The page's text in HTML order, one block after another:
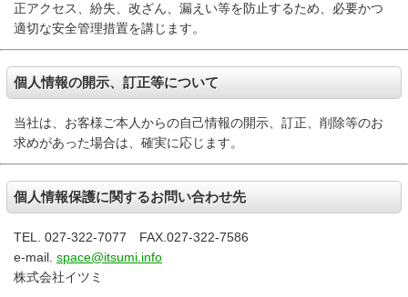
正アクセス、紛失、改ざん、漏えい等を防止するため、必要かつ
適切な安全管理措置を講じます。
個人情報の開示、訂正等について
当社は、お客様ご本人からの自己情報の開示、訂正、削除等のお
求めがあった場合は、確実に応じます。
個人情報保護に関するお問い合わせ先
TEL. 027-322-7077 FAX.027-322-7586
e-mail. space@itsumi.info
株式会社イツミ